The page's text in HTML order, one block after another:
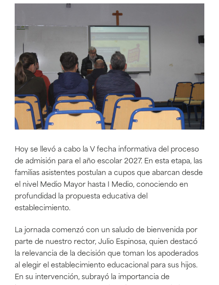
Hoy se llevó a cabo la V fecha informativa del proceso
de admisión para el año escolar 2027. En esta etapa, las
familias asistentes postulan a cupos que abarcan desde
el nivel Medio Mayor hasta I Medio, conociendo en
profundidad la propuesta educativa del
establecimiento.
La jornada comenzó con un saludo de bienvenida por
parte de nuestro rector, Julio Espinosa, quien destacó
la relevancia de la decisión que toman los apoderados
al elegir el establecimiento educacional para sus hijos.
En su intervención, subrayó la importancia de